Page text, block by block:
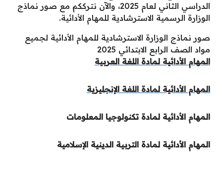
الدراسي الثاني لعام 2025، والآن نترككم مع صور نماذج
الوزارة الرسمية الاسترشادية للمهام الأدائية.
صور نماذج الوزارة الاسترشادية للمهام الأدائية لجميع
مواد الصف الرابع الابتدائي 2025
المهام الأدائية لمادة اللغة العربية
المهام الأدائية لمادة اللغة الإنجليزية
المهام الأدائية لمادة تكنولوجيا المعلومات
المهام الأدائية لمادة التربية الدينية الإسلامية